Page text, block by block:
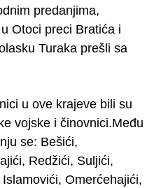
predanjima,
Otoci preci Bratića i
Turaka prešli sa
u ove krajeve bili su
vojske i činovnici.Među
se: Bešići,
Redžići, Suljići,
Omerćehajići,